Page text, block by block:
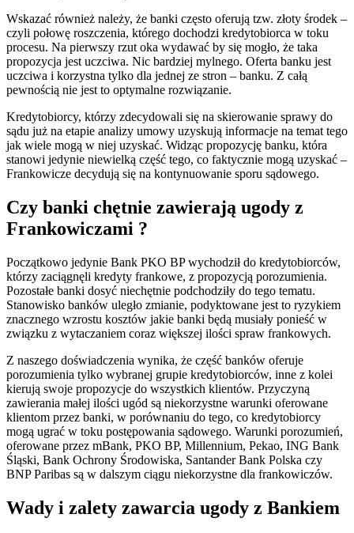
Wskazać również należy, że banki często oferują tzw. złoty środek –
czyli połowę roszczenia, którego dochodzi kredytobiorca w toku
procesu. Na pierwszy rzut oka wydawać by się mogło, że taka
propozycja jest uczciwa. Nic bardziej mylnego. Oferta banku jest
uczciwa i korzystna tylko dla jednej ze stron – banku. Z całą
pewnością nie jest to optymalne rozwiązanie.
Kredytobiorcy, którzy zdecydowali się na skierowanie sprawy do
sądu już na etapie analizy umowy uzyskują informacje na temat tego
jak wiele mogą w niej uzyskać. Widząc propozycję banku, która
stanowi jedynie niewielką część tego, co faktycznie mogą uzyskać –
Frankowicze decydują się na kontynuowanie sporu sądowego.
Czy banki chętnie zawierają ugody z
Frankowiczami ?
Początkowo jedynie Bank PKO BP wychodził do kredytobiorców,
którzy zaciągnęli kredyty frankowe, z propozycją porozumienia.
Pozostałe banki dosyć niechętnie podchodziły do tego tematu.
Stanowisko banków uległo zmianie, podyktowane jest to ryzykiem
znacznego wzrostu kosztów jakie banki będą musiały ponieść w
związku z wytaczaniem coraz większej ilości spraw frankowych.
Z naszego doświadczenia wynika, że część banków oferuje
porozumienia tylko wybranej grupie kredytobiorców, inne z kolei
kierują swoje propozycje do wszystkich klientów. Przyczyną
zawierania małej ilości ugód są niekorzystne warunki oferowane
klientom przez banki, w porównaniu do tego, co kredytobiorcy
mogą ugrać w toku postępowania sądowego. Warunki porozumień,
oferowane przez mBank, PKO BP, Millennium, Pekao, ING Bank
Śląski, Bank Ochrony Środowiska, Santander Bank Polska czy
BNP Paribas są w dalszym ciągu niekorzystne dla frankowiczów.
Wady i zalety zawarcia ugody z Bankiem